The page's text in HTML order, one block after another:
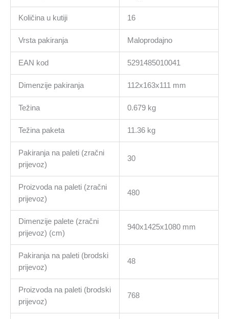
Količina u kutiji 16
Vrsta pakiranja Maloprodajno
EAN kod 5291485010041
Dimenzije pakiranja 112x163x111 mm
Težina 0.679 kg
Težina paketa 11.36 kg
Pakiranja na paleti (zračni
prijevoz)
30
Proizvoda na paleti (zračni
prijevoz)
480
Dimenzije palete (zračni
prijevoz) (cm)
940x1425x1080 mm
Pakiranja na paleti (brodski
prijevoz)
48
Proizvoda na paleti (brodski
prijevoz)
768